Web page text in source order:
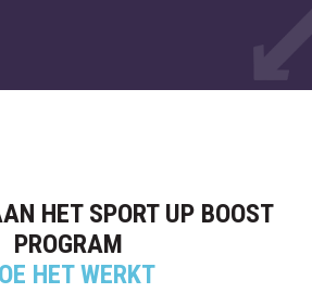
HET SPORT UP BOOST
PROGRAM
HET WERKT